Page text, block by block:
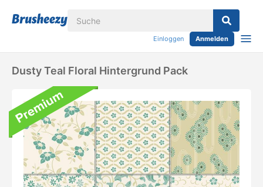
Einloggen Anmelden
Dusty Teal Floral Hintergrund Pack